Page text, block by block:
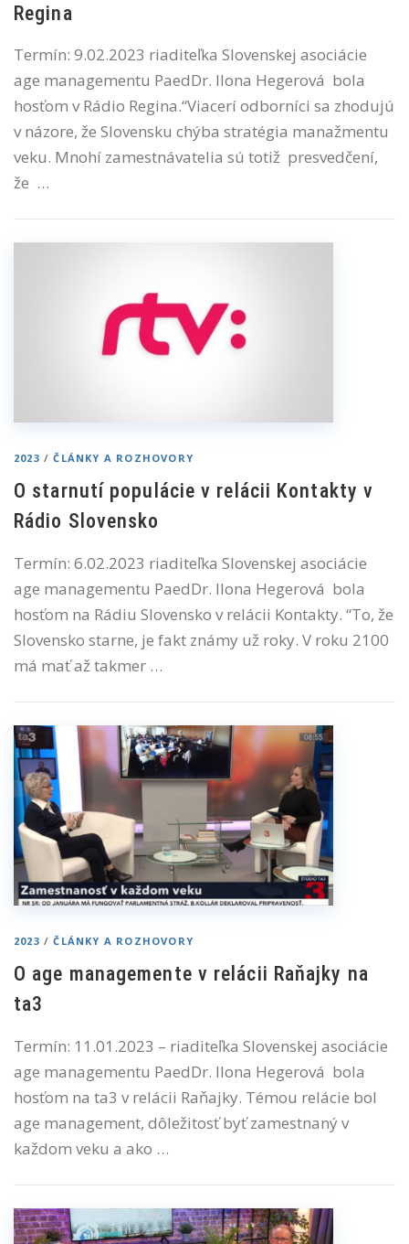
Regina
Termín: 9.02.2023 riaditeľka Slovenskej asociácie
age managementu PaedDr. Ilona Hegerová bola
hosťom v Rádio Regina.“Viacerí odborníci sa zhodujú
v názore, že Slovensku chýba stratégia manažmentu
veku. Mnohí zamestnávatelia sú totiž presvedčení,
že …
2023 /ČLÁNKY A ROZHOVORY
O starnutí populácie v relácii Kontakty v
Rádio Slovensko
Termín: 6.02.2023 riaditeľka Slovenskej asociácie
age managementu PaedDr. Ilona Hegerová bola
hosťom na Rádiu Slovensko v relácii Kontakty. “To, že
Slovensko starne, je fakt známy už roky. V roku 2100
má mať až takmer …
2023 /ČLÁNKY A ROZHOVORY
O age managemente v relácii Raňajky na
ta3
Termín: 11.01.2023 – riaditeľka Slovenskej asociácie
age managementu PaedDr. Ilona Hegerová bola
hosťom na ta3 v relácii Raňajky. Témou relácie bol
age management, dôležitosť byť zamestnaný v
každom veku a ako …